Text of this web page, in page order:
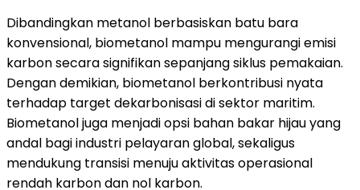
Dibandingkan metanol berbasiskan batu bara
konvensional, biometanol mampu mengurangi emisi
karbon secara signifikan sepanjang siklus pemakaian.
Dengan demikian, biometanol berkontribusi nyata
terhadap target dekarbonisasi di sektor maritim.
Biometanol juga menjadi opsi bahan bakar hijau yang
andal bagi industri pelayaran global, sekaligus
mendukung transisi menuju aktivitas operasional
rendah karbon dan nol karbon.